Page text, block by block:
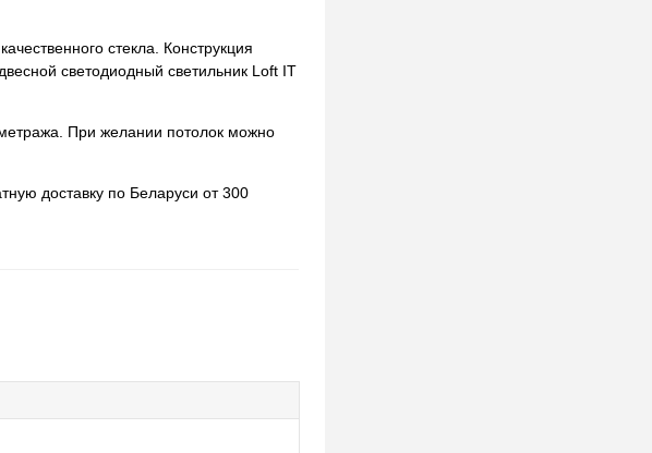
стекла. Конструкция
светодиодный светильник Loft IT
При желании потолок можно
доставку по Беларуси от 300